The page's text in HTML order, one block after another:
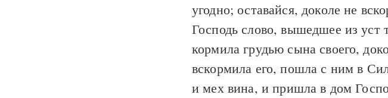
угодно; оставайся, доколе не
Господь слово, вышедшее из уст
кормила грудью сына своего,
вскормила его, пошла с ним в
и мех вина, и пришла в дом